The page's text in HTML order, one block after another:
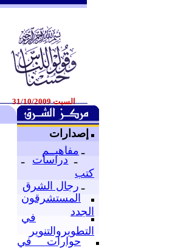
السبت 31/10/2009
إصدارات
ـ مفاهيــم
ـ دراسات
ـ
كتب
ـ رجال الشرق
المستشرقون
الجدد
في
التطويروالتنوير
حوارات في